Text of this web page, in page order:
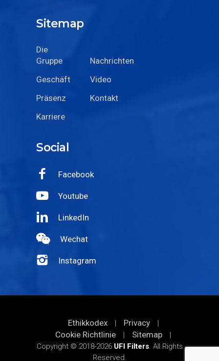
Sitemap
Die
Gruppe
Nachrichten
Geschäft
Video
Präsenz
Kontakt
Karriere
Social
Facebook
Youtube
LinkedIn
Wechat
Instagram
Ethikkodex | Privacy |
Cookie Richtlinie | Sitemap
|
Copyright © 2018-2026 UFI Filters. All Rights
Reserved.